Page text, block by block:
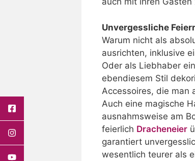
Unvergessliche
Warum nicht als
ausrichten, inklusive
Oder als Liebhaber
ebendiesem Stil
Accessoires, die man
Auch eine magische
ausnahmsweise am
feierlich Dracheneier
garantiert
wesentlich teurer als